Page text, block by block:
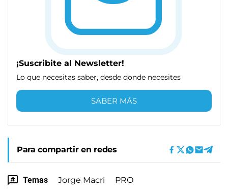
¡Suscribite al Newsletter!
Lo que necesitas saber, desde donde necesites
SABER MÁS
Para compartir en redes
Temas Jorge Macri PRO